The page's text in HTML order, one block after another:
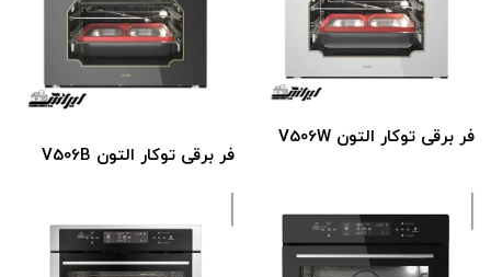
فر برقی توکار التون V506W
فر برقی توکار التون V506B